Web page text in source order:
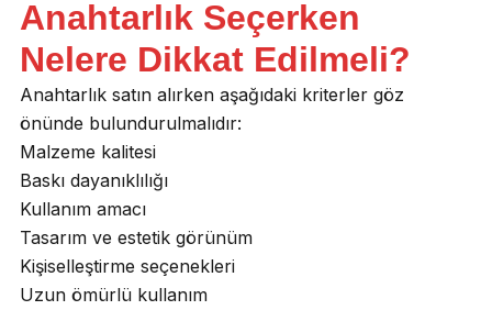
Anahtarlık Seçerken
Nelere Dikkat Edilmeli?
Anahtarlık satın alırken aşağıdaki kriterler göz
önünde bulundurulmalıdır:
Malzeme kalitesi
Baskı dayanıklılığı
Kullanım amacı
Tasarım ve estetik görünüm
Kişiselleştirme seçenekleri
Uzun ömürlü kullanım